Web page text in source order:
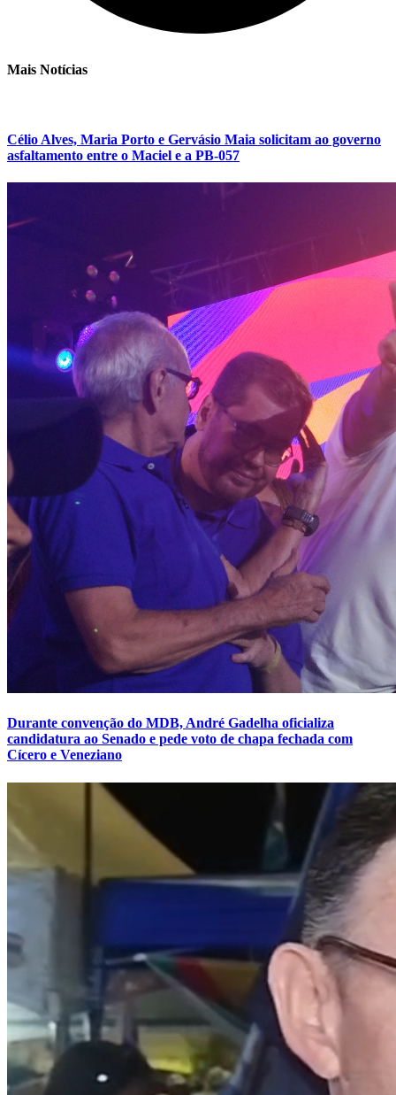
Mais Notícias
Célio Alves, Maria Porto e Gervásio Maia solicitam ao governo
asfaltamento entre o Maciel e a PB-057
Durante convenção do MDB, André Gadelha oficializa
candidatura ao Senado e pede voto de chapa fechada com
Cícero e Veneziano